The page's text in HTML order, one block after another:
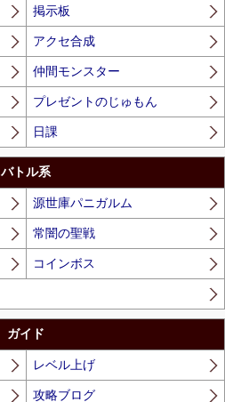
掲示板
アクセ合成
仲間モンスター
プレゼントのじゅもん
日課
バトル系
源世庫パニガルム
常闇の聖戦
コインボス
ガイド
レベル上げ
攻略ブログ